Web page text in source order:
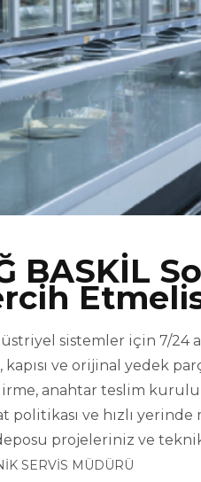
BASKİL
sistemler için 7/24
ve orijinal yedek
anahtar teslim
politikası ve hızlı yerinde
projeleriniz ve
SERVİS MÜDÜRÜ